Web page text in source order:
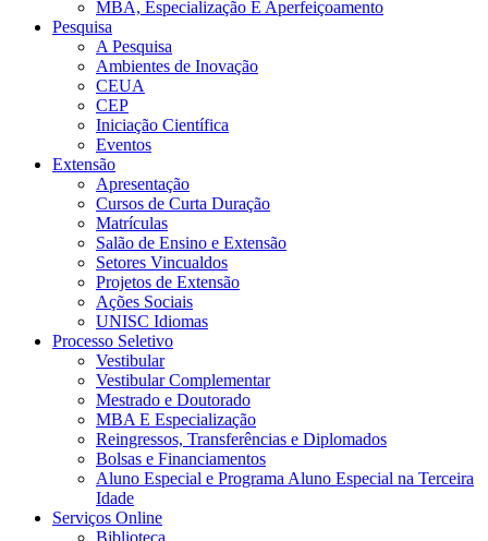
MBA, Especialização E Aperfeiçoamento
Pesquisa
A Pesquisa
Ambientes de Inovação
CEUA
CEP
Iniciação Científica
Eventos
Extensão
Apresentação
Cursos de Curta Duração
Matrículas
Salão de Ensino e Extensão
Setores Vincualdos
Projetos de Extensão
Ações Sociais
UNISC Idiomas
Processo Seletivo
Vestibular
Vestibular Complementar
Mestrado e Doutorado
MBA E Especialização
Reingressos, Transferências e Diplomados
Bolsas e Financiamentos
Aluno Especial e Programa Aluno Especial na Terceira
Idade
Serviços Online